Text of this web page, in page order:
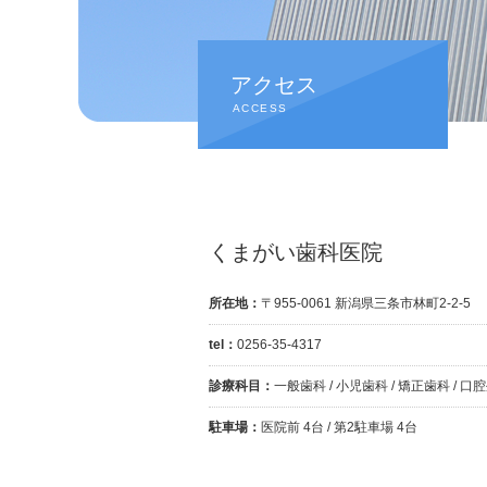
アクセス
ACCESS
くまがい歯科医院
所在地： 〒955-0061 新潟県三条市林町2-2-5
tel： 0256-35-4317
診療科目： 一般歯科 / 小児歯科 / 矯正歯科 / 口
駐車場： 医院前 4台 / 第2駐車場 4台